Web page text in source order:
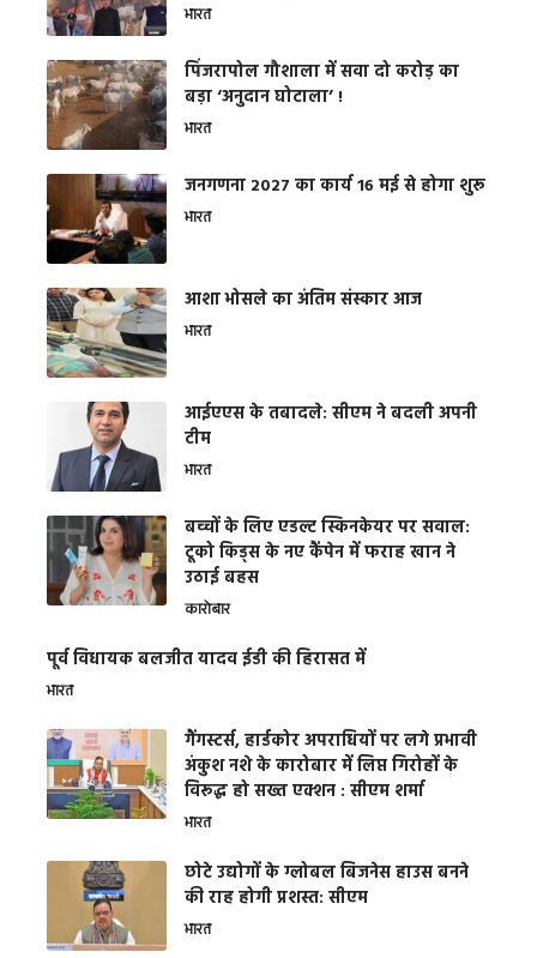
भारत
​पिंजरापोल गौशाला में सवा दो करोड़ का
बड़ा ‘अनुदान घोटाला’ !
भारत
जनगणना 2027 का कार्य 16 मई से होगा शुरू
भारत
आशा भोसले का अंतिम संस्कार आज
भारत
आईएएस के तबादले: सीएम ने बदली अपनी
टीम
भारत
बच्चों के लिए एडल्ट स्किनकेयर पर सवाल:
टूको किड्स के नए कैंपेन में फराह खान ने
उठाई बहस
कारोबार
पूर्व विधायक बलजीत यादव ईडी की हिरासत में
भारत
गैंगस्टर्स, हार्डकोर अपराधियों पर लगे प्रभावी
अंकुश नशे के कारोबार में लिप्त गिरोहों के
विरूद्ध हो सख्त एक्शन : सीएम शर्मा
भारत
छोटे उद्योगों के ग्लोबल बिजनेस हाउस बनने
की राह होगी प्रशस्त: सीएम
भारत